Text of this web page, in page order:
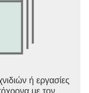
ή εργασίες
με τον